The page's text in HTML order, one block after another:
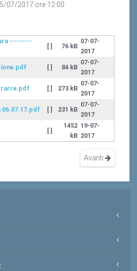
07/2017 ore 12:00
---------
[ ] 76 kB
07-07-
2017
[ ] 84 kB
07-07-
2017
[ ] 273 kB
07-07-
2017
06.07.17.pdf [ ] 231 kB
07-07-
2017
[ ]
1452
kB
19-07-
2017
Avanti